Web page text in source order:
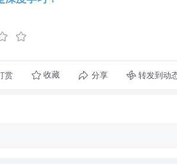
赏 收藏 分享 转发到动